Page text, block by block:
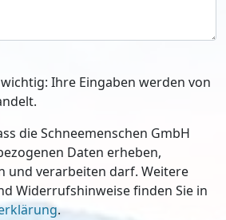
Ihre Eingaben werden von
die Schneemenschen GmbH
Daten erheben,
Widerrufshinweise finden Sie in
.